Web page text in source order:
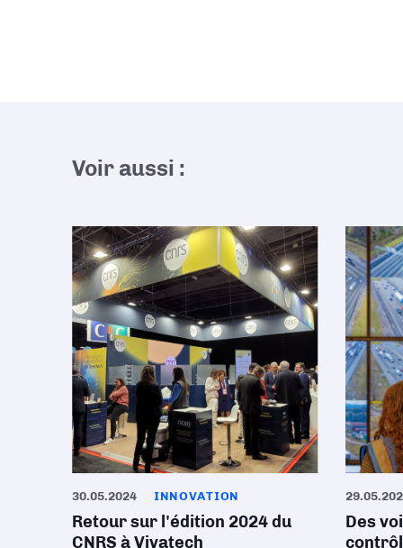
Voir aussi :
30.05.2024 INNOVATION
Retour sur l'édition 2024 du
CNRS à Vivatech
Des